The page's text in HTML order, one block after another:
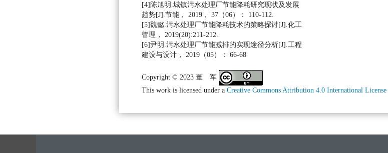
[4]陈旭明.城镇污水处理厂节能降耗研究现状及发展
趋势[J].节能， 2019， 37（06）： 110-112.
[5]魏懿.污水处理厂节能降耗技术的策略探讨[J].化工
管理， 2019(20):211-212.
[6]尹明.污水处理厂节能减排的实现途径分析[J].工程
建设与设计， 2019（05）： 66-68
Copyright © 2023 董 军
This work is licensed under a Creative Commons Attribution 4.0 International License